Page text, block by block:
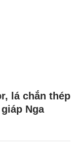
lá chắn thép
Nga